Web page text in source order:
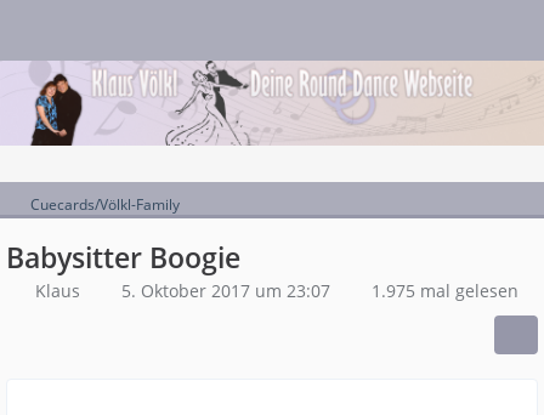
Cuecards/Völkl-Family
Babysitter Boogie
Klaus 5. Oktober 2017 um 23:07 1.975 mal gelesen